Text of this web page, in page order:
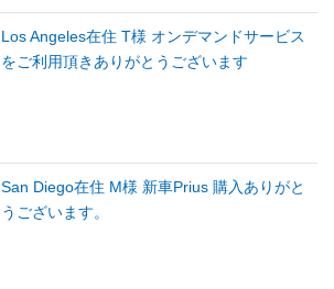
Los Angeles在住 T様 オンデマンドサービス
をご利用頂きありがとうございます
San Diego在住 M様 新車Prius 購入ありがと
うございます。